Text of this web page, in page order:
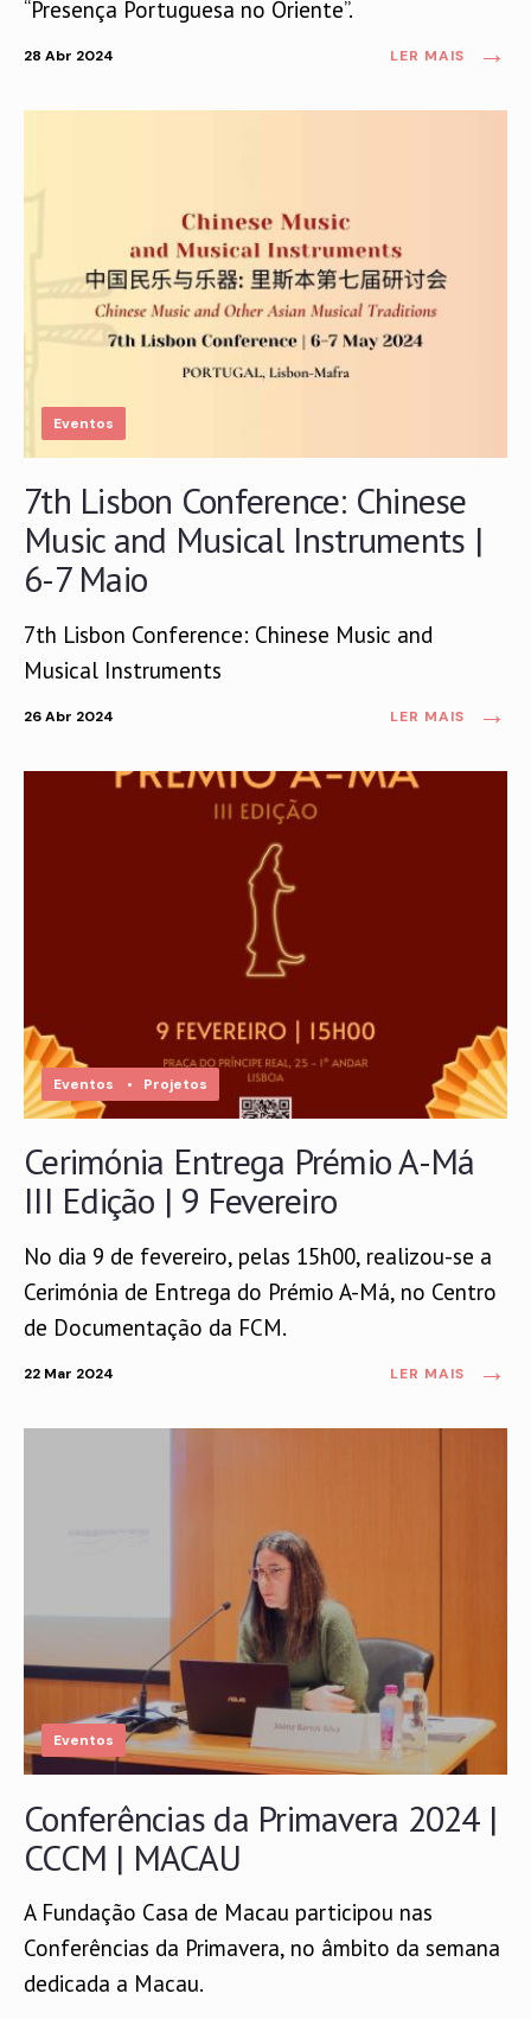
“Presença Portuguesa no Oriente”.
28 Abr 2024 LER MAIS →
Eventos
7th Lisbon Conference: Chinese
Music and Musical Instruments |
6-7 Maio
7th Lisbon Conference: Chinese Music and
Musical Instruments
26 Abr 2024 LER MAIS →
Eventos • Projetos
Cerimónia Entrega Prémio A-Má
III Edição | 9 Fevereiro
No dia 9 de fevereiro, pelas 15h00, realizou-se a
Cerimónia de Entrega do Prémio A-Má, no Centro
de Documentação da FCM.
22 Mar 2024 LER MAIS →
Eventos
Conferências da Primavera 2024 |
CCCM | MACAU
A Fundação Casa de Macau participou nas
Conferências da Primavera, no âmbito da semana
dedicada a Macau.